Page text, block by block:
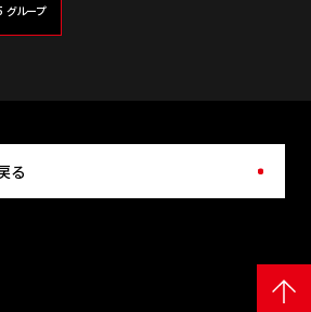
グループ
る